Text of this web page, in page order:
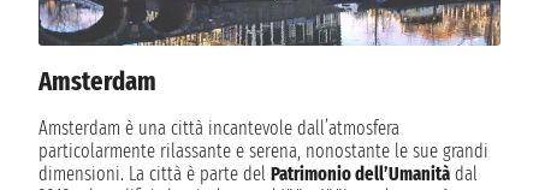
domenica 25 aprile 2027
n.d. - n.d.
ARNHEM
lunedì 26 aprile 2027
martedì 27 aprile 2027 NAVIGAZIONE
Amsterdam
Amsterdam è una città incantevole dall’atmosfera
particolarmente rilassante e serena, nonostante le sue grandi
dimensioni. La città è parte del Patrimonio dell’Umanità dal